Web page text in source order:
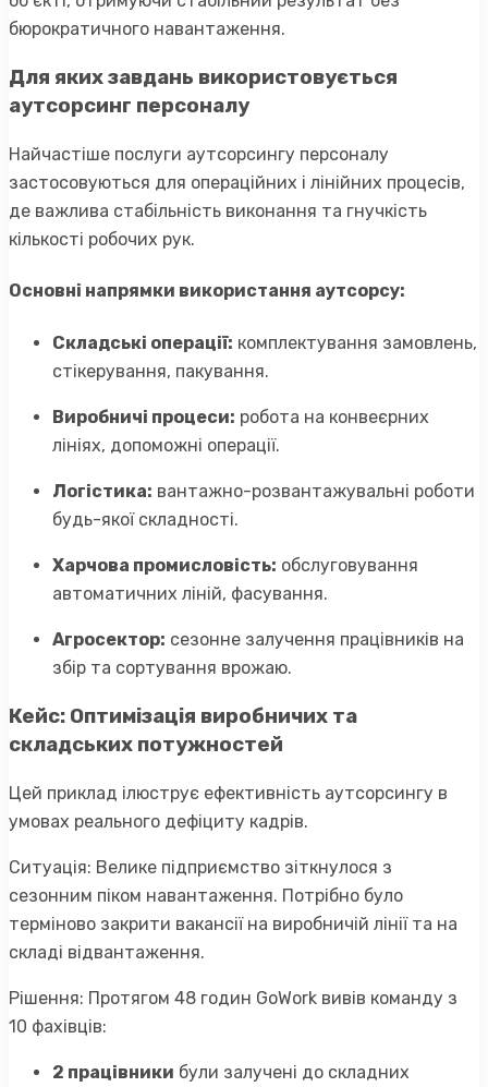
бюрократичного навантаження.
Для яких завдань використовується
аутсорсинг персоналу
Найчастіше послуги аутсорсингу персоналу
застосовуються для операційних і лінійних процесів,
де важлива стабільність виконання та гнучкість
кількості робочих рук.
Основні напрямки використання аутсорсу:
Складські операції: комплектування замовлень,
стікерування, пакування.
Виробничі процеси: робота на конвеєрних
лініях, допоможні операції.
Логістика: вантажно-розвантажувальні роботи
будь-якої складності.
Харчова промисловість: обслуговування
автоматичних ліній, фасування.
Агросектор: сезонне залучення працівників на
збір та сортування врожаю.
Кейс: Оптимізація виробничих та
складських потужностей
Цей приклад ілюструє ефективність аутсорсингу в
умовах реального дефіциту кадрів.
Ситуація: Велике підприємство зіткнулося з
сезонним піком навантаження. Потрібно було
терміново закрити вакансії на виробничій лінії та на
складі відвантаження.
Рішення: Протягом 48 годин GoWork вивів команду з
10 фахівців:
2 працівники були залучені до складних